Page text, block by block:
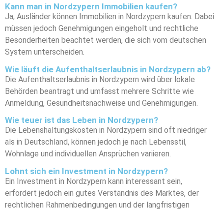
Kann man in Nordzypern Immobilien kaufen?
Ja, Ausländer können Immobilien in Nordzypern kaufen. Dabei
müssen jedoch Genehmigungen eingeholt und rechtliche
Besonderheiten beachtet werden, die sich vom deutschen
System unterscheiden.
Wie läuft die Aufenthaltserlaubnis in Nordzypern ab?
Die Aufenthaltserlaubnis in Nordzypern wird über lokale
Behörden beantragt und umfasst mehrere Schritte wie
Anmeldung, Gesundheitsnachweise und Genehmigungen.
Wie teuer ist das Leben in Nordzypern?
Die Lebenshaltungskosten in Nordzypern sind oft niedriger
als in Deutschland, können jedoch je nach Lebensstil,
Wohnlage und individuellen Ansprüchen variieren.
Lohnt sich ein Investment in Nordzypern?
Ein Investment in Nordzypern kann interessant sein,
erfordert jedoch ein gutes Verständnis des Marktes, der
rechtlichen Rahmenbedingungen und der langfristigen